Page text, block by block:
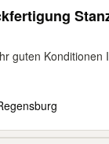
guten Konditionen